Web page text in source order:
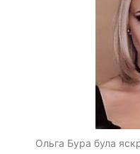
Ольга Бура була